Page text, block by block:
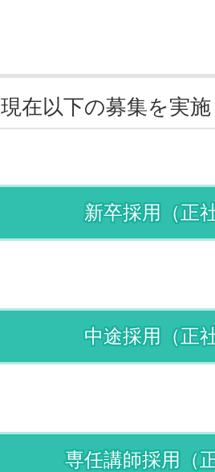
現在以下の募集を実
新卒採用（正
中途採用（正
専任講師採用（